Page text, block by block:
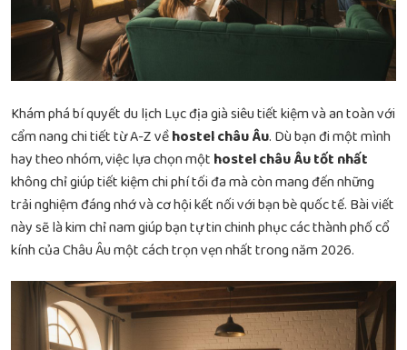
Khám phá bí quyết du lịch Lục địa già siêu tiết kiệm và an toàn với
cẩm nang chi tiết từ A-Z vềhostel châu Âu. Dù bạn đi một mình
hay theo nhóm, việc lựa chọn một hostel châu Âu tốt nhất
không chỉ giúp tiết kiệm chi phí tối đa mà còn mang đến những
trải nghiệm đáng nhớ và cơ hội kết nối với bạn bè quốc tế. Bài viết
này sẽ là kim chỉ nam giúp bạn tự tin chinh phục các thành phố cổ
kính của Châu Âu một cách trọn vẹn nhất trong năm 2026.